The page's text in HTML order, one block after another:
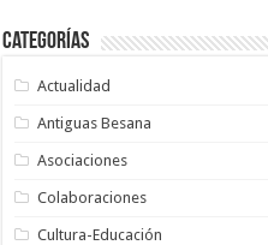
Categorías
Actualidad
Antiguas Besana
Asociaciones
Colaboraciones
Cultura-Educación